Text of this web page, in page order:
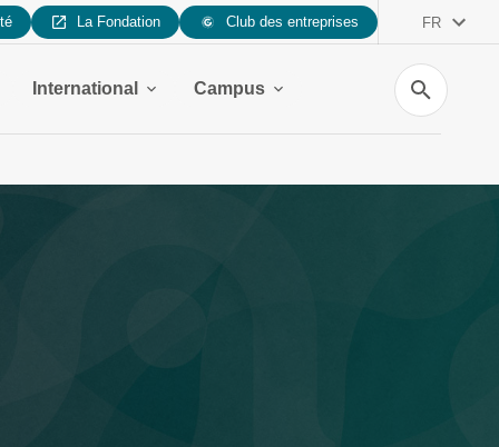
La Fondation Club des entreprises FR
International Campus
Recherche